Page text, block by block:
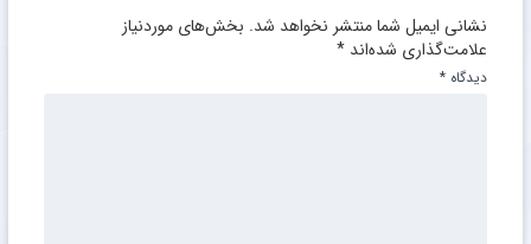
نشانی ایمیل شما منتشر نخواهد شد. بخش‌های موردنیاز
علامت‌گذاری شده‌اند *
دیدگاه *